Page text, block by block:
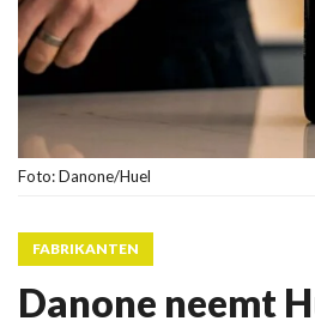
Foto: Danone/Huel
FABRIKANTEN
Danone neemt